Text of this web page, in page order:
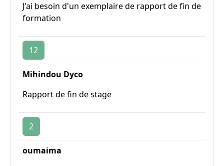
J'ai besoin d'un exemplaire de rapport de fin de
formation
12
Mihindou Dyco
Rapport de fin de stage
2
oumaima